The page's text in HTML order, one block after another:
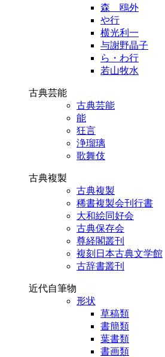
森 鴎外
や行
横光利一
与謝野晶子
ら・わ行
若山牧水
古典芸能
古典芸能
能
狂言
浄瑠璃
歌舞伎
古典複製
古典複製
稀書複製会刊行書
大和絵同好会
古典保存会
尊経閣叢刊
複刻日本古典文学館
古辞書叢刊
近代自筆物
形状
草稿類
書簡類
葉書類
書画類